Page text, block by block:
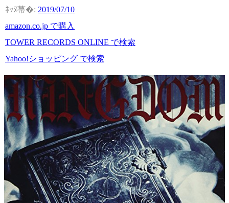
2019/07/10
amazon.co.jp で購入
TOWER RECORDS ONLINE で検索
Yahoo!ショッピング で検索